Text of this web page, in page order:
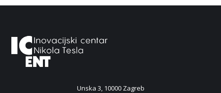
Unska 3, 10000 Zagreb